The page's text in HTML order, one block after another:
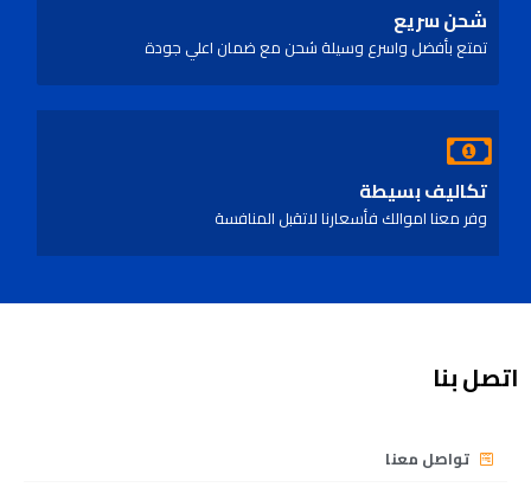
شحن سريع
تمتع بأفضل واسرع وسيلة شحن مع ضمان اعلي جودة
تكاليف بسيطة
وفر معنا اموالك فأسعارنا لاتقبل المنافسة
اتصل بنا
تواصل معنا